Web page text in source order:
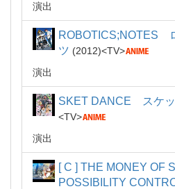
演出
ROBOTICS;NOTES
ツ
2012
TV
演出
SKET DANCE スケッ
TV
演出
[ C ] THE MONEY OF
POSSIBILITY